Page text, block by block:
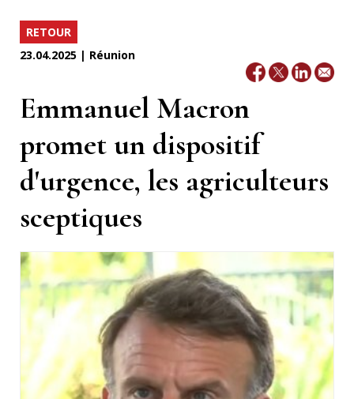
RETOUR
23.04.2025 | Réunion
Emmanuel Macron
promet un dispositif
d'urgence, les agriculteurs
sceptiques